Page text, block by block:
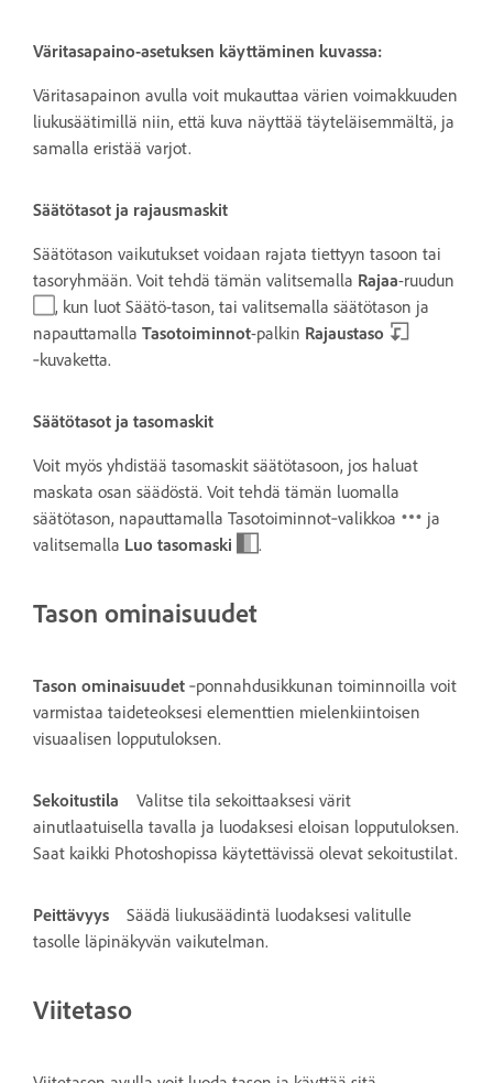
Väritasapaino-asetuksen käyttäminen kuvassa:
Väritasapainon avulla voit mukauttaa värien voimakkuuden
liukusäätimillä niin, että kuva näyttää täyteläisemmältä, ja
samalla eristää varjot.
Säätötasot ja rajausmaskit
Säätötason vaikutukset voidaan rajata tiettyyn tasoon tai
tasoryhmään. Voit tehdä tämän valitsemalla Rajaa-ruudun
, kun luot Säätö-tason, tai valitsemalla säätötason ja
napauttamalla Tasotoiminnot-palkin Rajaustaso
‑kuvaketta.
Säätötasot ja tasomaskit
Voit myös yhdistää tasomaskit säätötasoon, jos haluat
maskata osan säädöstä. Voit tehdä tämän luomalla
säätötason, napauttamalla Tasotoiminnot‑valikkoa
ja
valitsemalla Luo tasomaski .
Tason ominaisuudet
Tason ominaisuudet ‑ponnahdusikkunan toiminnoilla voit
varmistaa taideteoksesi elementtien mielenkiintoisen
visuaalisen lopputuloksen.
Sekoitustila
Valitse tila sekoittaaksesi värit
ainutlaatuisella tavalla ja luodaksesi eloisan lopputuloksen.
Saat kaikki Photoshopissa käytettävissä olevat sekoitustilat.
Peittävyys
Säädä liukusäädintä luodaksesi valitulle
tasolle läpinäkyvän vaikutelman.
Viitetaso